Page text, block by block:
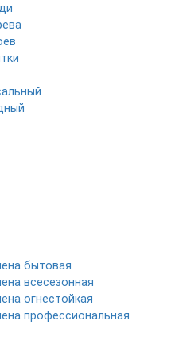
бытовая
всесезонная
огнестойкая
профессиональная